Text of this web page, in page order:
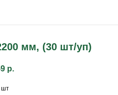
мм, (30 шт/уп)
р.
шт